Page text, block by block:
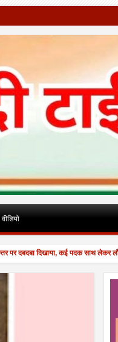
वीडियो
दिखाया, कई पदक साथ लेकर लौटे।